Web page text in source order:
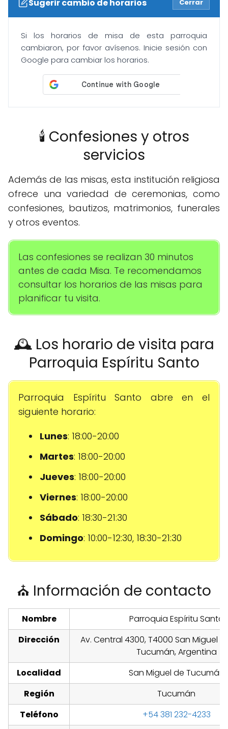
Sugerir cambio de horarios Cerrar
Si los horarios de misa de esta parroquia
cambiaron, por favor avísenos. Inicie sesión con
Google para cambiar los horarios.
🕯️ Confesiones y otros
servicios
Además de las misas, esta institución religiosa
ofrece una variedad de ceremonias, como
confesiones, bautizos, matrimonios, funerales
y otros eventos.
Las confesiones se realizan 30 minutos
antes de cada Misa. Te recomendamos
consultar los horarios de las misas para
planificar tu visita.
🕰️ Los horario de visita para
Parroquia Espíritu Santo
Parroquia Espíritu Santo abre en el
siguiente horario:
Lunes: 18:00-20:00
Martes: 18:00-20:00
Jueves: 18:00-20:00
Viernes: 18:00-20:00
Sábado: 18:30-21:30
Domingo: 10:00-12:30, 18:30-21:30
⛪ Información de contacto
Nombre
Parroquia Espíritu Santo
Dirección
Av. Central 4300, T4000 San Miguel
Tucumán, Argentina
Localidad
San Miguel de Tucumán
Región
Tucumán
Teléfono
+54 381 232-4233